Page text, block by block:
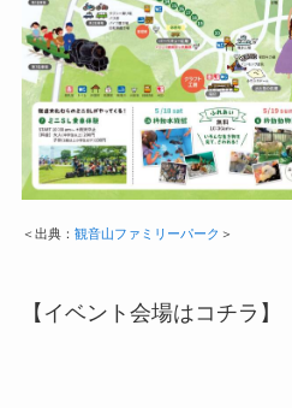
＜出典： 観音山ファミリーパーク ＞
【イベント会場はコチラ】